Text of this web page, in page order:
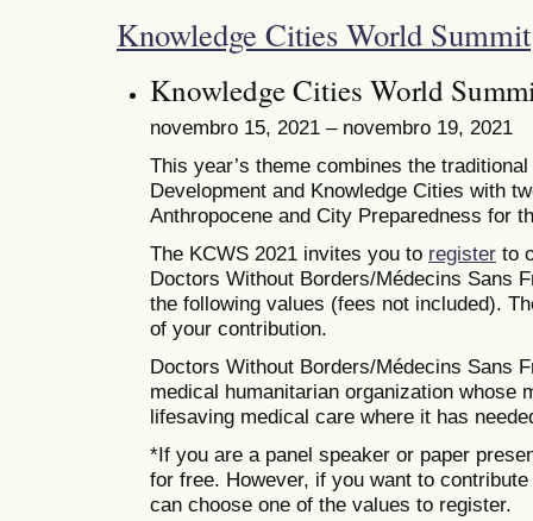
Knowledge Cities World Summit
Knowledge Cities World
novembro 15, 2021 – novembro 19, 2021
This year’s theme combines the
Development and Knowledge Cities with
Anthropocene and City Preparedness for
The KCWS 2021 invites you to register to
Doctors Without Borders/Médecins Sans
the following values (fees not included).
of your contribution.
Doctors Without Borders/Médecins Sans
medical humanitarian organization
lifesaving medical care where it has
*If you are a panel speaker or paper
for free. However, if you want to
can choose one of the values to register.